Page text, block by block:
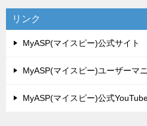
リンク
MyASP(マイスピー)公式サイト
MyASP(マイスピー)ユーザーマ
MyASP(マイスピー)公式